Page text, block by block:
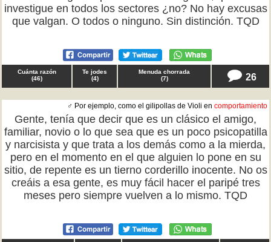
investigue en todos los sectores ¿no? No hay excusas
que valgan. O todos o ninguno. Sin distinción. TQD
Cuánta razón
(46)
Te jodes
(4)
Menuda chorrada
(7) 26
♂ Por ejemplo, como el gilipollas de Violi en comportamiento
Gente, tenía que decir que es un clásico el amigo,
familiar, novio o lo que sea que es un poco psicopatilla
y narcisista y que trata a los demás como a la mierda,
pero en el momento en el que alguien lo pone en su
sitio, de repente es un tierno corderillo inocente. No os
creáis a esa gente, es muy fácil hacer el paripé tres
meses pero siempre vuelven a lo mismo. TQD